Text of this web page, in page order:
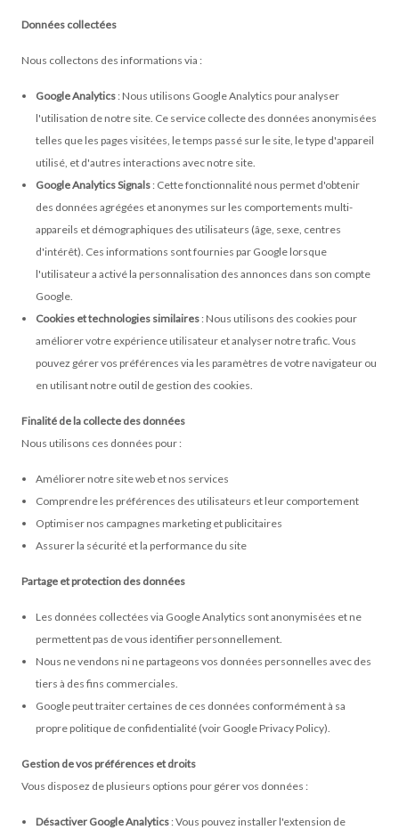
Données collectées
Nous collectons des informations via :
Google Analytics : Nous utilisons Google Analytics pour analyser
l'utilisation de notre site. Ce service collecte des données anonymisées
telles que les pages visitées, le temps passé sur le site, le type d'appareil
utilisé, et d'autres interactions avec notre site.
Google Analytics Signals : Cette fonctionnalité nous permet d'obtenir
des données agrégées et anonymes sur les comportements multi-
appareils et démographiques des utilisateurs (âge, sexe, centres
d'intérêt). Ces informations sont fournies par Google lorsque
l'utilisateur a activé la personnalisation des annonces dans son compte
Google.
Cookies et technologies similaires : Nous utilisons des cookies pour
améliorer votre expérience utilisateur et analyser notre trafic. Vous
pouvez gérer vos préférences via les paramètres de votre navigateur ou
en utilisant notre outil de gestion des cookies.
Finalité de la collecte des données
Nous utilisons ces données pour :
Améliorer notre site web et nos services
Comprendre les préférences des utilisateurs et leur comportement
Optimiser nos campagnes marketing et publicitaires
Assurer la sécurité et la performance du site
Partage et protection des données
Les données collectées via Google Analytics sont anonymisées et ne
permettent pas de vous identifier personnellement.
Nous ne vendons ni ne partageons vos données personnelles avec des
tiers à des fins commerciales.
Google peut traiter certaines de ces données conformément à sa
propre politique de confidentialité (voir Google Privacy Policy).
Gestion de vos préférences et droits
Vous disposez de plusieurs options pour gérer vos données :
Désactiver Google Analytics : Vous pouvez installer l'extension de